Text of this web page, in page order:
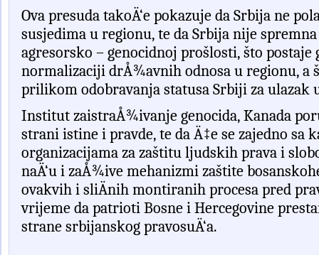
Ova presuda takoÄ‘e pokazuje da Srbija ne
susjedima u regionu,te da Srbija nije spremna
agresorsko –genocidnoj prošlosti, što postaje
normalizaciji drÅ¾avnih odnosa u regionu,aš
prilikom odobravanja statusa Srbiji za ulazak
Institut zaistraÅ¾ivanje genocida,Kanada
strani istine i pravde,te daÄ‡e sezajedno sa
organizacijama za zaštitu ljudskih prava i
naÄ‘u i zaÅ¾ive mehanizmi zaštite
ovakvih i sliÄnih montiranih procesa pred
vrijeme da patrioti Bosne i Hercegovine
strane srbijanskog pravosuÄ‘a.